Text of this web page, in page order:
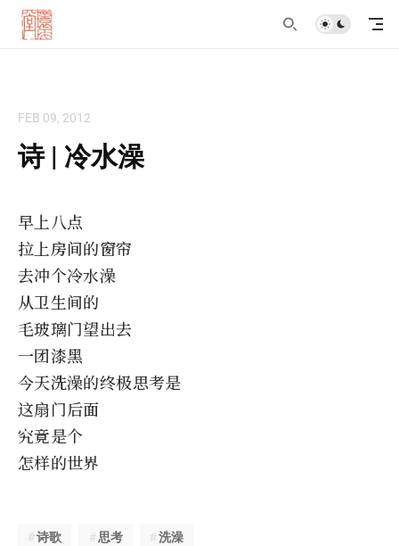
FEB 09, 2012
诗 | 冷水澡
早上八点
拉上房间的窗帘
去冲个冷水澡
从卫生间的
毛玻璃门望出去
一团漆黑
今天洗澡的终极思考是
这扇门后面
究竟是个
怎样的世界
诗歌 思考 洗澡